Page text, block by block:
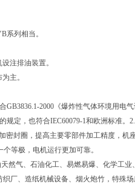
系列相当。
注排油装置。
主。
2000《爆炸性气体环境用电
规定，也符合IEC60079-1和欧洲标准。
封圈，提高主要零部件加工精度，机
等极，电机运行更加可靠。
然气、石油化工、易燃易爆、化学工业
厂、造纸机械设备、烟火炮竹，特殊